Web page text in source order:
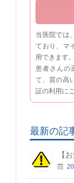
当医院では
ており、マ
用できます。
患者さんの
て、質の高
証の利用に
最新の記
【